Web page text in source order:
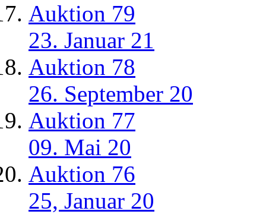
Auktion 79
23. Januar 21
Auktion 78
26. September 20
Auktion 77
09. Mai 20
Auktion 76
25, Januar 20